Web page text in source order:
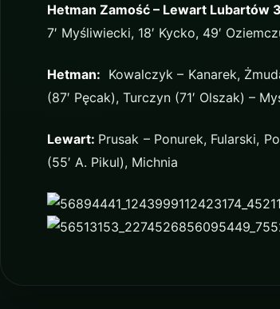
Hetman Zamość – Lewart Lubartów
7′ Myśliwiecki, 18′ Kycko, 49′
Hetman: Kowalczyk – Kanarek,
(87′ Pęcak), Turczyn (71′ Olszak) –
Lewart: Prusak – Ponurek, Fularski,
(55′ A. Pikul), Michnia